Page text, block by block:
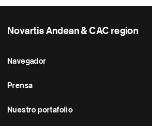
Novartis Andean & CAC region
Navegador
Prensa
Nuestro portafolio